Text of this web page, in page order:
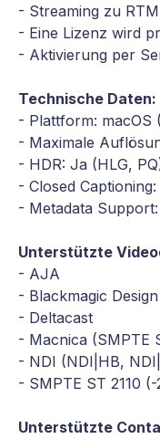
- Streaming zu
- Eine Lizenz wird
- Aktivierung per
Technische Daten:
- Plattform: macOS
- Maximale
- HDR: Ja (HLG,
- Closed
- Metadata
Unterstützte
- AJA
- Blackmagic Design
- Deltacast
- Macnica (SMPTE
- NDI (NDI|HB,
- SMPTE ST 2110
Unterstützte